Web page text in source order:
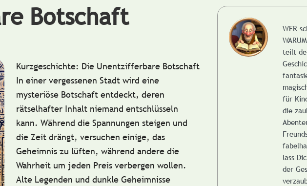
Botschaft
Kurzgeschichte: Die Unentzifferbare Botschaft
In einer vergessenen Stadt wird eine
mysteriöse Botschaft entdeckt, deren
rätselhafter Inhalt niemand entschlüsseln
kann. Während die Spannungen steigen und
die Zeit drängt, versuchen einige, das
Geheimnis zu lüften, während andere die
Wahrheit um jeden Preis verbergen wollen.
Alte Legenden und dunkle Geheimnisse
WER
teilt
für
die
lass
der